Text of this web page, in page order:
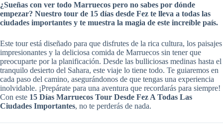
¿Sueñas con ver todo Marruecos pero no sabes por dónde
empezar? Nuestro tour de 15 días desde Fez te lleva a todas las
ciudades importantes y te muestra la magia de este increíble país.
Este tour está diseñado para que disfrutes de la rica cultura, los paisajes
impresionantes y la deliciosa comida de Marruecos sin tener que
preocuparte por la planificación. Desde las bulliciosas medinas hasta el
tranquilo desierto del Sahara, este viaje lo tiene todo. Te guiaremos en
cada paso del camino, asegurándonos de que tengas una experiencia
inolvidable. ¡Prepárate para una aventura que recordarás para siempre!
Con este 15 Días Marruecos Tour Desde Fez A Todas Las
Ciudades Importantes, no te perderás de nada.